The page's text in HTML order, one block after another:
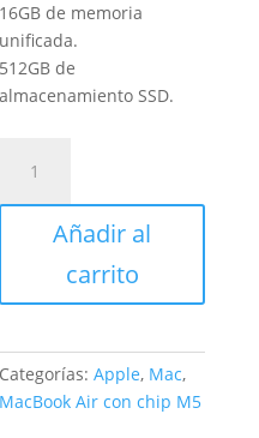
16GB de memoria
unificada.
512GB de
almacenamiento SSD.
de
cantidad
Añadir al
carrito
Categorías:Apple, Mac,
MacBook Air con chip M5